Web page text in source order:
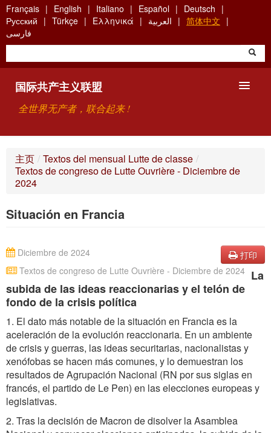
Skip
to
main
content
Français English Italiano Español
Deutsch
Русский
Türkçe Ελληνικά العربية
简体中文
فارسی
国际共产主义联盟
全世界无产者，联合起来 !
关于国际共产主义联盟（ICU）
主页 / Textos del mensual Lutte de classe /
Textos de congreso de Lutte Ouvrière - Diciembre de
2024
Situación en Francia
打印
Textos de congreso de Lutte Ouvrière - Diciembre de 2024
Diciembre de 2024
La
subida de las ideas reaccionarias y el telón de
fondo de la crisis política
1. El dato más notable de la situación en Francia es la
aceleración de la evolución reaccionaria. En un ambiente
de crisis y guerras, las ideas securitarias, nacionalistas y
xenófobas se hacen más comunes, y lo demuestran los
resultados de Agrupación Nacional (RN por sus siglas en
francés, el partido de Le Pen) en las elecciones europeas y
legislativas.
2. Tras la decisión de Macron de disolver la Asamblea